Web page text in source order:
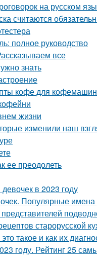
на русском
считаются
полное руководство
все
знать
кофе для
жизни
изменили наш
ее преодолеть
в 2023 году
Популярные имена
старорусской
такое и как их
году. Рейтинг 25